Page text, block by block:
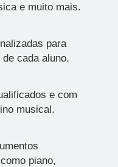
e muito mais.
para
cada aluno.
e com
musical.
piano,